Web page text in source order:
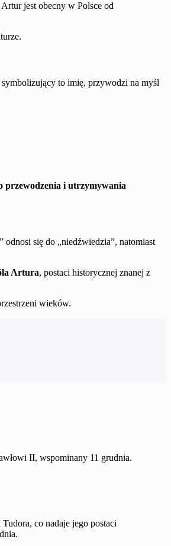
jest obecny w Polsce od
symbolizujący to imię, przywodzi na myśl
przewodzenia i utrzymywania
się do „niedźwiedzia”, natomiast
Artura, postaci historycznej znanej z
wieków.
II, wspominany 11 grudnia.
co nadaje jego postaci